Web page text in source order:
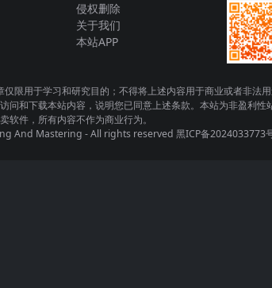
侵权删除
关于我们
本站APP
限用于学习和研究目的；不得将上述内容用于商业或者非法
和下载本站内容，说明您已同意上述条款。本站为非盈利
软件，所有内容不作为商业行为。
And Mastering - All rights reserved 黑ICP备2024033773